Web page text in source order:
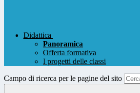
Didattica
Panoramica
Offerta formativa
I progetti delle classi
Campo di ricerca per le pagine del sito